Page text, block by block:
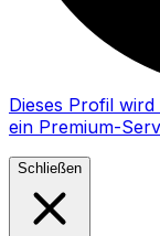
Dieses Profil
ein Premium-
Schließen